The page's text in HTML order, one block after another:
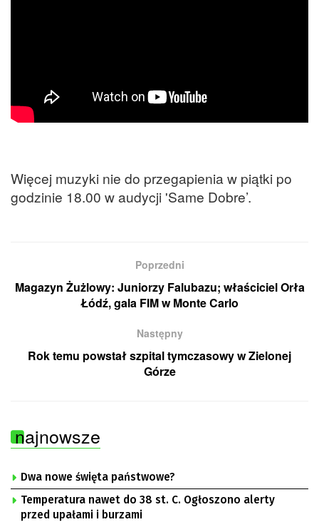
Więcej muzyki nie do przegapienia w piątki po
godzinie 18.00 w audycji 'Same Dobre’.
Poprzedni
Magazyn Żużlowy: Juniorzy Falubazu; właściciel Orła
Łódź, gala FIM w Monte Carlo
Następny
Rok temu powstał szpital tymczasowy w Zielonej
Górze
najnowsze
Dwa nowe święta państwowe?
Temperatura nawet do 38 st. C. Ogłoszono alerty
przed upałami i burzami